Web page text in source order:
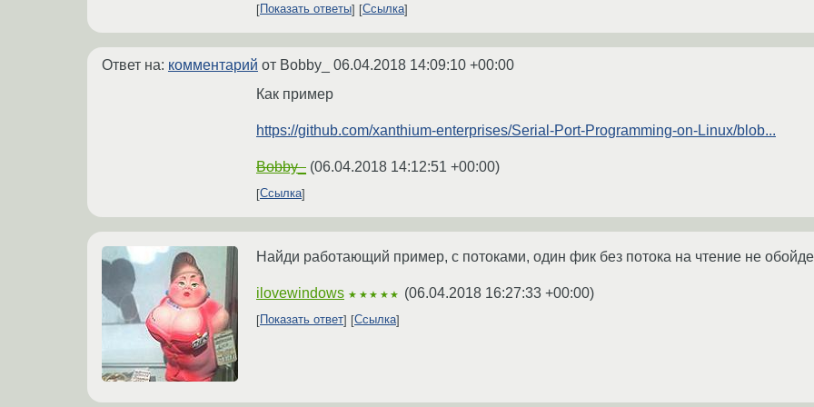
Показать ответы Ссылка
Ответ на: комментарий от Bobby_ 06.04.2018 14:09:10 +00:00
Как пример
https://github.com/xanthium-enterprises/Serial-Port-Programming-on-Linux/blob...
Bobby_ (06.04.2018 14:12:51 +00:00)
Ссылка
Найди работающий пример, с потоками, один фик без потока на чтение не
ilovewindows ★★★★★ (06.04.2018 16:27:33 +00:00)
Показать ответ Ссылка